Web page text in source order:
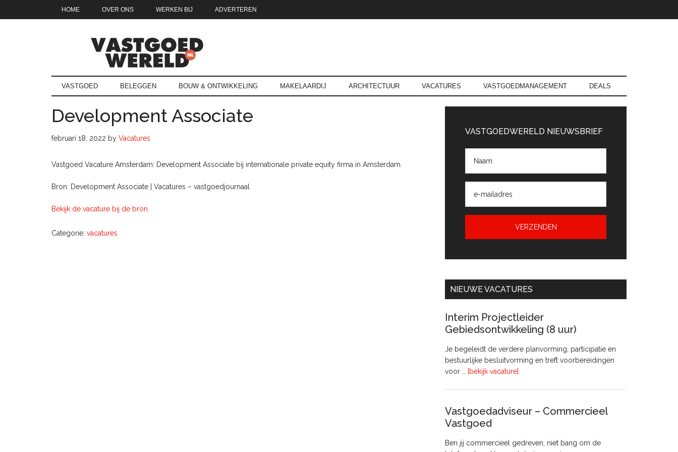
HOME OVER ONS WERKEN BIJ ADVERTEREN
Vastgoedwereld.nl
vastgoedwereld.nl
VASTGOED BELEGGEN BOUW & ONTWIKKELING MAKELAARDIJ ARCHITECTUUR VACATURES VASTGOEDMANAGEMENT DEALS
Development Associate
februari 18, 2022 by Vacatures
Vastgoed Vacature Amsterdam: Development Associate bij internationale private equity firma in Amsterdam.
Bron: Development Associate | Vacatures – vastgoedjournaal
Bekijk de vacature bij de bron
Categorie: vacatures
Sidebar
VASTGOEDWERELD NIEUWSBRIEF
NIEUWE VACATURES
Interim Projectleider
Gebiedsontwikkeling (8 uur)
Je begeleidt de verdere planvorming, participatie en
bestuurlijke besluitvorming en treft voorbereidingen
voor …
[bekijk vacature]
uur)
Vastgoedadviseur – Commercieel
Vastgoed
Ben jij commercieel gedreven, niet bang om de